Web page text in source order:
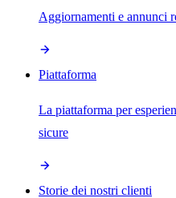
Aggiornamenti e annunci
Piattaforma
La piattaforma per
sicure
Storie dei nostri clienti